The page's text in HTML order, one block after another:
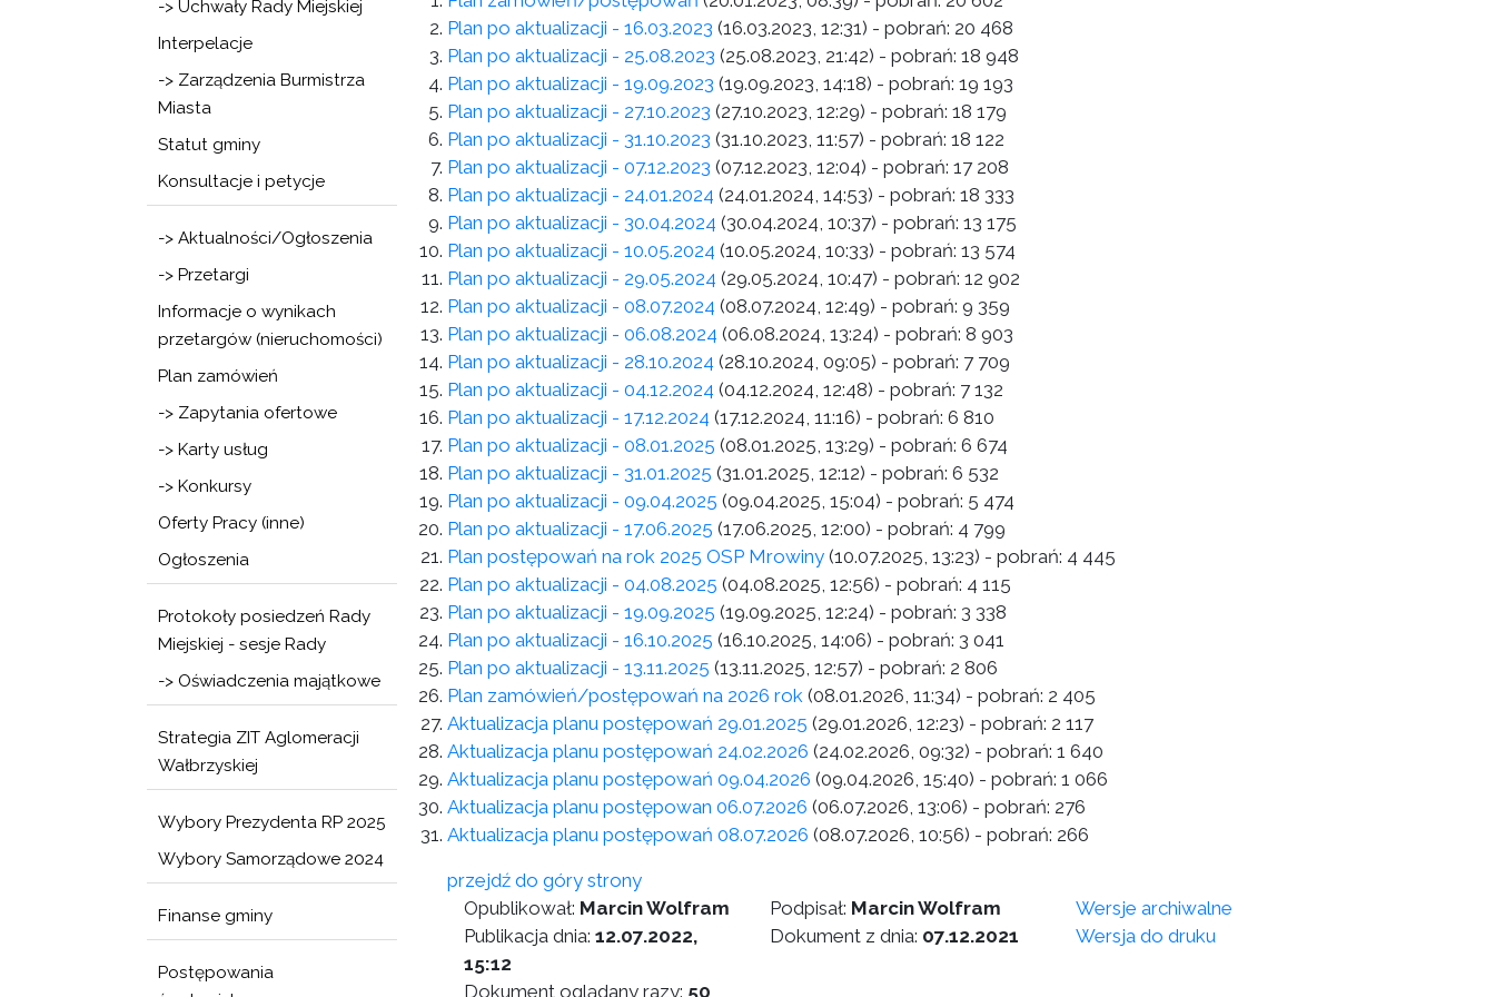
-> Uchwały Rady Miejskiej
Interpelacje
-> Zarządzenia Burmistrza
Miasta
Statut gminy
Konsultacje i petycje
-> Aktualności/Ogłoszenia
-> Przetargi
Informacje o wynikach
przetargów (nieruchomości)
Plan zamówień
-> Zapytania ofertowe
-> Karty usług
-> Konkursy
Oferty Pracy (inne)
Ogłoszenia
Protokoły posiedzeń Rady
Miejskiej - sesje Rady
-> Oświadczenia majątkowe
Strategia ZIT Aglomeracji
Wałbrzyskiej
Wybory Prezydenta RP 2025
Wybory Samorządowe 2024
Finanse gminy
Postępowania
Plan po aktualizacji - 16.03.2023 (16.03.2023, 12:31) - pobrań: 20 468
Plan po aktualizacji - 25.08.2023 (25.08.2023, 21:42) - pobrań: 18 948
Plan po aktualizacji - 19.09.2023 (19.09.2023, 14:18) - pobrań: 19 193
Plan po aktualizacji - 27.10.2023 (27.10.2023, 12:29) - pobrań: 18 179
Plan po aktualizacji - 31.10.2023 (31.10.2023, 11:57) - pobrań: 18 122
Plan po aktualizacji - 07.12.2023 (07.12.2023, 12:04) - pobrań: 17 208
Plan po aktualizacji - 24.01.2024 (24.01.2024, 14:53) - pobrań: 18 333
Plan po aktualizacji - 30.04.2024 (30.04.2024, 10:37) - pobrań: 13 175
Plan po aktualizacji - 10.05.2024 (10.05.2024, 10:33) - pobrań: 13 574
Plan po aktualizacji - 29.05.2024 (29.05.2024, 10:47) - pobrań: 12 902
Plan po aktualizacji - 08.07.2024 (08.07.2024, 12:49) - pobrań: 9 359
Plan po aktualizacji - 06.08.2024 (06.08.2024, 13:24) - pobrań: 8 903
Plan po aktualizacji - 28.10.2024 (28.10.2024, 09:05) - pobrań: 7 709
Plan po aktualizacji - 04.12.2024 (04.12.2024, 12:48) - pobrań: 7 132
Plan po aktualizacji - 17.12.2024 (17.12.2024, 11:16) - pobrań: 6 810
Plan po aktualizacji - 08.01.2025 (08.01.2025, 13:29) - pobrań: 6 674
Plan po aktualizacji - 31.01.2025 (31.01.2025, 12:12) - pobrań: 6 532
Plan po aktualizacji - 09.04.2025 (09.04.2025, 15:04) - pobrań: 5 474
Plan po aktualizacji - 17.06.2025 (17.06.2025, 12:00) - pobrań: 4 799
Plan postępowań na rok 2025 OSP Mrowiny (10.07.2025, 13:23) - pobrań: 4 445
Plan po aktualizacji - 04.08.2025 (04.08.2025, 12:56) - pobrań: 4 115
Plan po aktualizacji - 19.09.2025 (19.09.2025, 12:24) - pobrań: 3 338
Plan po aktualizacji - 16.10.2025 (16.10.2025, 14:06) - pobrań: 3 041
Plan po aktualizacji - 13.11.2025 (13.11.2025, 12:57) - pobrań: 2 806
Plan zamówień/postępowań na 2026 rok (08.01.2026, 11:34) - pobrań: 2 405
Aktualizacja planu postępowań 29.01.2025 (29.01.2026, 12:23) - pobrań: 2 117
Aktualizacja planu postępowań 24.02.2026 (24.02.2026, 09:32) - pobrań: 1 640
Aktualizacja planu postępowań 09.04.2026 (09.04.2026, 15:40) - pobrań: 1 066
Aktualizacja planu postępowan 06.07.2026 (06.07.2026, 13:06) - pobrań: 276
Aktualizacja planu postępowań 08.07.2026 (08.07.2026, 10:56) - pobrań: 266
przejdź do góry strony
Opublikował: Marcin Wolfram
Publikacja dnia: 12.07.2022,
15:12
Dokument oglądany razy: 50
Podpisał: Marcin Wolfram
Dokument z dnia: 07.12.2021
Wersje archiwalne
Wersja do druku